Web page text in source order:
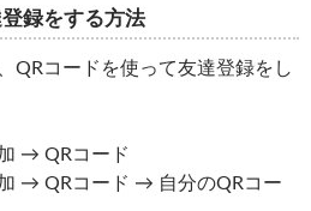
録をする方法
QRコードを使って友達登録をし
→ QRコード
→ QRコード → 自分のQRコー